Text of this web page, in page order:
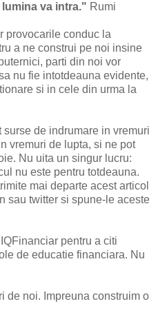
va intra." Rumi
provocarile conduc la
a ne construi pe noi insine
parti din noi vor
nu fie intotdeauna evidente,
si in cele din urma la
de indrumare in vremuri
vremuri de lupta, si ne pot
Nu uita un singur lucru:
nu este pentru totdeauna.
mai departe acest articol
sau twitter si spune-le aceste
pentru a citi
de educatie financiara. Nu
de noi. Impreuna construim o